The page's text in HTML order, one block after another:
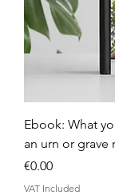
Ebook: What
an urn or grave
Price
€0.00
VAT Included